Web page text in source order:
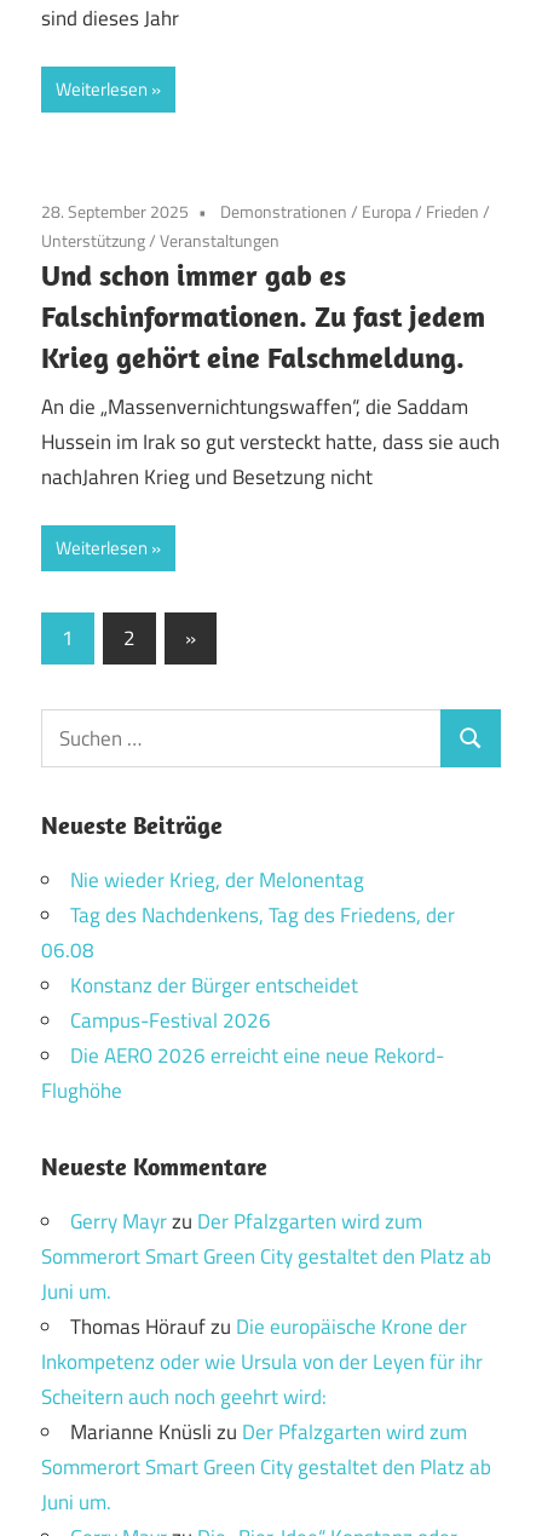
sind dieses Jahr
Weiterlesen
28. September 2025 Demonstrationen/ Europa/ Frieden/
Unterstützung/Veranstaltungen
Und schon immer gab es
Falschinformationen. Zu fast jedem
Krieg gehört eine Falschmeldung.
An die „Massenvernichtungswaffen“, die Saddam
Hussein im Irak so gut versteckt hatte, dass sie auch
nachJahren Krieg und Besetzung nicht
Weiterlesen
Seitennummerierung
der
Beiträge
1 2
Nächste
Beiträge
»
Suchen
nach:
Suchen
Neueste Beiträge
Nie wieder Krieg, der Melonentag
Tag des Nachdenkens, Tag des Friedens, der
06.08
Konstanz der Bürger entscheidet
Campus-Festival 2026
Die AERO 2026 erreicht eine neue Rekord-
Flughöhe
Neueste Kommentare
Gerry Mayrzu Der Pfalzgarten wird zum
Sommerort Smart Green City gestaltet den Platz ab
Juni um.
Thomas Höraufzu Die europäische Krone der
Inkompetenz oder wie Ursula von der Leyen für ihr
Scheitern auch noch geehrt wird:
Marianne Knüslizu Der Pfalzgarten wird zum
Sommerort Smart Green City gestaltet den Platz ab
Juni um.